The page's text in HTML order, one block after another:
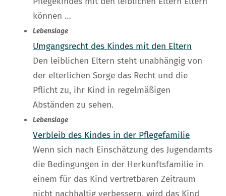
können …
Lebenslage
Umgangsrecht des Kindes mit den Eltern
Den leiblichen Eltern steht unabhängig von
der elterlichen Sorge das Recht und die
Pflicht zu, ihr Kind in regelmäßigen
Abständen zu sehen.
Lebenslage
Verbleib des Kindes in der Pflegefamilie
Wenn sich nach Einschätzung des Jugendamts
die Bedingungen in der Herkunftsfamilie in
einem für das Kind vertretbaren Zeitraum